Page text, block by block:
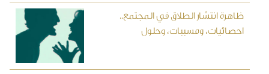
ظاهرة انتشار الطلاق في المجتمع..
احصائيات، ومسببات، وحلول